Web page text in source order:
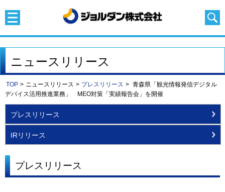
ニュースリリース
TOP > ニュースリリース > プレスリリース > 青森県「観光情報発信デジタル
デバイス活用推進業務」 MEO対策「実績報告会」を開催
プレスリリース
IRリリース
プレスリリース